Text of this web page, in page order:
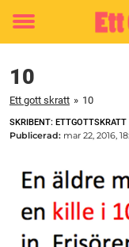
Toggle
10
Ett gott skratt » 10
SKRIBENT: ETTGOTTSKRATT
Publicerad: mar 22, 2016,